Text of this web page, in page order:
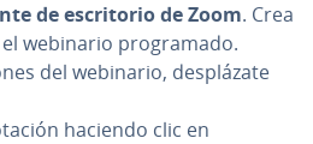
de es­cri­to­rio de Zoom. Crea
webinario pro­gra­ma­do.
del webinario, de­s­plá­za­te
haciendo clic en